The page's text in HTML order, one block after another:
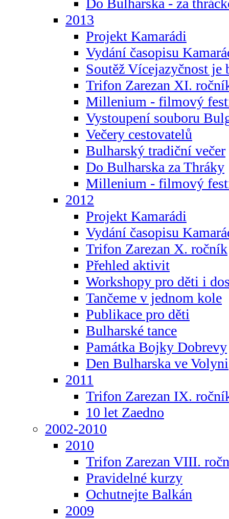
Do Bulharska - za
2013
Projekt Kamarádi
Vydání časopisu
Soutěž Vícejazyčnost je
Trifon Zarezan XI.
Millenium - filmový
Vystoupení souboru
Večery cestovatelů
Bulharský tradiční večer
Do Bulharska za Thráky
Millenium - filmový
2012
Projekt Kamarádi
Vydání časopisu
Trifon Zarezan X. ročník
Přehled aktivit
Workshopy pro děti i
Tančeme v jednom kole
Publikace pro děti
Bulharské tance
Památka Bojky Dobrevy
Den Bulharska ve Volyni
2011
Trifon Zarezan IX.
10 let Zaedno
2002-2010
2010
Trifon Zarezan VIII.
Pravidelné kurzy
Ochutnejte Balkán
2009